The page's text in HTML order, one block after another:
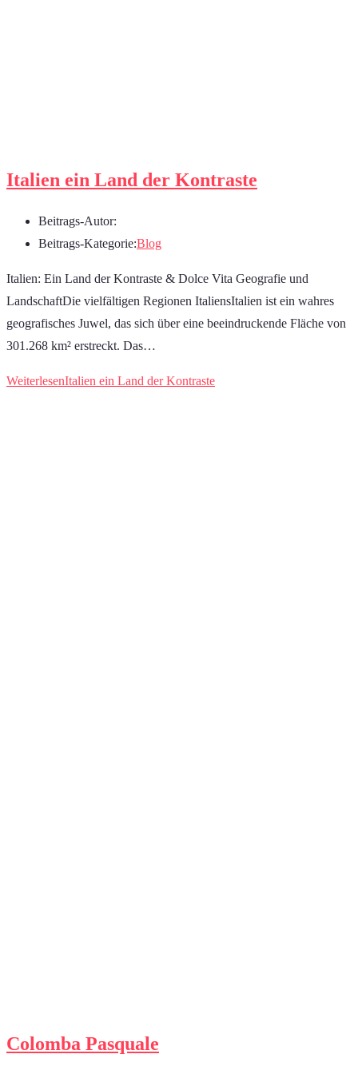
Italien ein Land der Kontraste
Beitrags-Autor:
Beitrags-Kategorie:Blog
Italien: Ein Land der Kontraste & Dolce Vita Geografie und
LandschaftDie vielfältigen Regionen ItaliensItalien ist ein wahres
geografisches Juwel, das sich über eine beeindruckende Fläche von
301.268 km² erstreckt. Das…
WeiterlesenItalien ein Land der Kontraste
Colomba Pasquale